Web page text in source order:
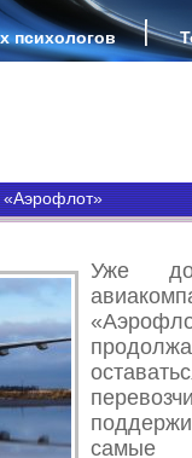
психологов
«Аэрофлот»
Уже